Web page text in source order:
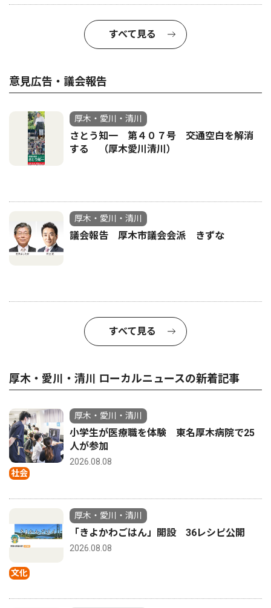
すべて見る
意見広告・議会報告
厚木・愛川・清川
さとう知一 第４０７号 交通空白を解消
する （厚木愛川清川）
厚木・愛川・清川
議会報告 厚木市議会会派 きずな
すべて見る
厚木・愛川・清川 ローカルニュースの新着記事
社会
厚木・愛川・清川
小学生が医療職を体験 東名厚木病院で25
人が参加
2026.08.08
文化
厚木・愛川・清川
「きよかわごはん」開設 36レシピ公開
2026.08.08